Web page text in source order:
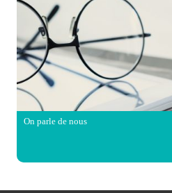
On parle de nous